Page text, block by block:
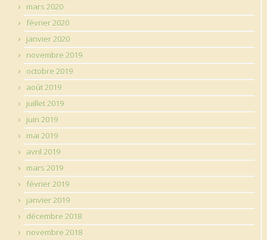
mars 2020
février 2020
janvier 2020
novembre 2019
octobre 2019
août 2019
juillet 2019
juin 2019
mai 2019
avril 2019
mars 2019
février 2019
janvier 2019
décembre 2018
novembre 2018